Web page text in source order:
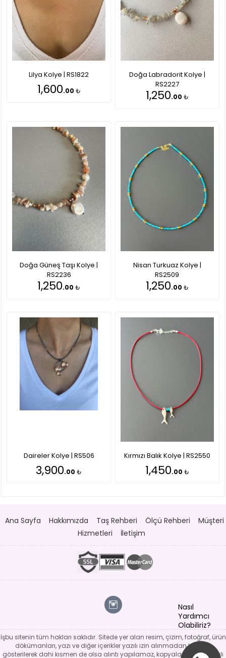
Lilya Kolye | RS1822
1,600.00 ₺
Doğa Labradorit Kolye |
RS2227
1,250.00 ₺
Doğa Güneş Taşı Kolye |
RS2236
1,250.00 ₺
Nisan Turkuaz Kolye |
RS2509
1,250.00 ₺
Daireler Kolye | RS506
3,900.00 ₺
Kırmızı Balık Kolye | RS2550
1,450.00 ₺
Ana Sayfa Hakkımızda Taş Rehberi Ölçü Rehberi
Müşteri
Hizmetleri
İletişim
İşbu sitenin tüm hakları saklıdır. Sitede yer alan resim, çizim, fotoğraf, ürün
dökümanları, yazı ve diğer içerikler yazılı izin alınmadan kaynak
gösterilerek dahi kısmen de olsa alıntı yapılamaz, kopyalanamaz, basılı
Nasıl
Yardımcı
Olabiliriz?